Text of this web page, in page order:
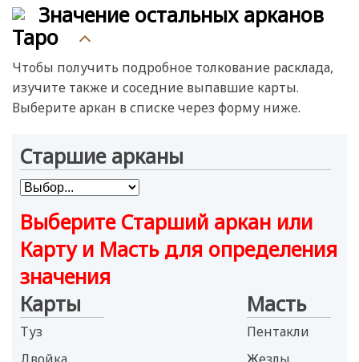
Королева
Значение остальных арканов
Таро
Чтобы получить подробное толкование расклада,
изучите также и соседние выпавшие карты.
Выберите аркан в списке через форму ниже.
Старшие арканы
Выберите Старший аркан или
Карту и Масть для определения
значения
Карты
Туз
Масть
Пентакли